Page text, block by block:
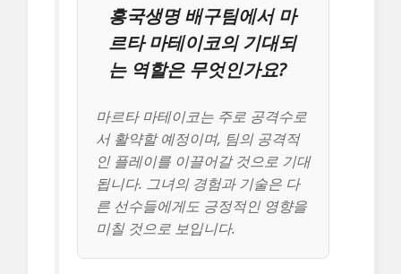
흥국생명 배구팀에서 마
르타 마테이코의 기대되
는 역할은 무엇인가요?
마르타 마테이코는 주로 공격수로
서 활약할 예정이며, 팀의 공격적
인 플레이를 이끌어갈 것으로 기대
됩니다. 그녀의 경험과 기술은 다
른 선수들에게도 긍정적인 영향을
미칠 것으로 보입니다.